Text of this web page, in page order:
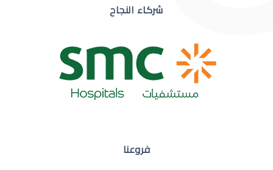
ضعف نظر مفاجئشركاء النجاح
فروعنا